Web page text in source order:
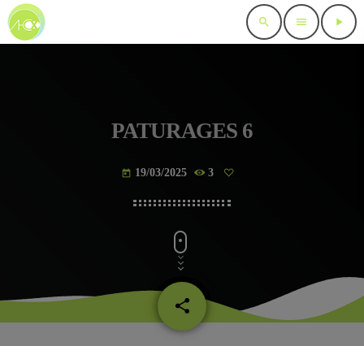
search menu play_arrow
PATURAGES 6
today 19/03/2025 3
share
email